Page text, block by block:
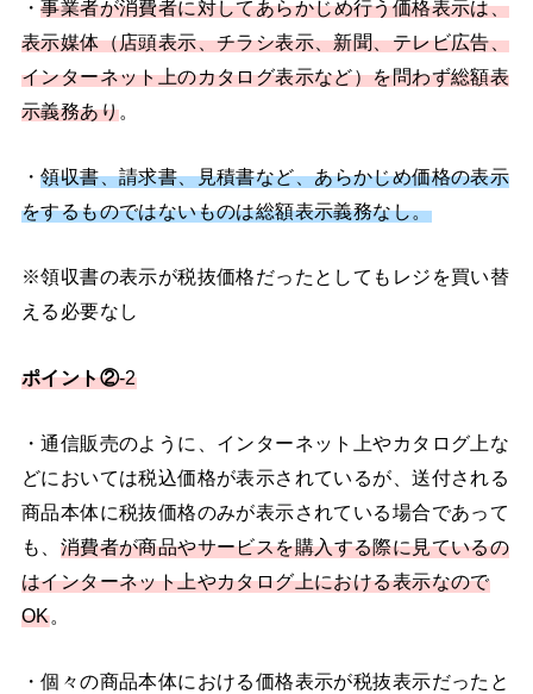
・事業者が消費者に対してあらかじめ行う価格表示は、
表示媒体（店頭表示、チラシ表示、新聞、テレビ広告、
インターネット上のカタログ表示など）を問わず総額表
示義務あり。
・領収書、請求書、見積書など、あらかじめ価格の表示
をするものではないものは総額表示義務なし。
※領収書の表示が税抜価格だったとしてもレジを買い替
える必要なし
ポイント②-2
・通信販売のように、インターネット上やカタログ上な
どにおいては税込価格が表示されているが、送付される
商品本体に税抜価格のみが表示されている場合であって
も、 消費者が商品やサービスを購入する際に見ているの
はインターネット上やカタログ上における表示なので
OK。
・個々の商品本体における価格表示が税抜表示だったと